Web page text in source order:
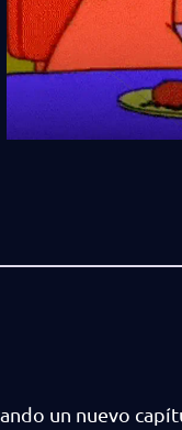
un nuevo